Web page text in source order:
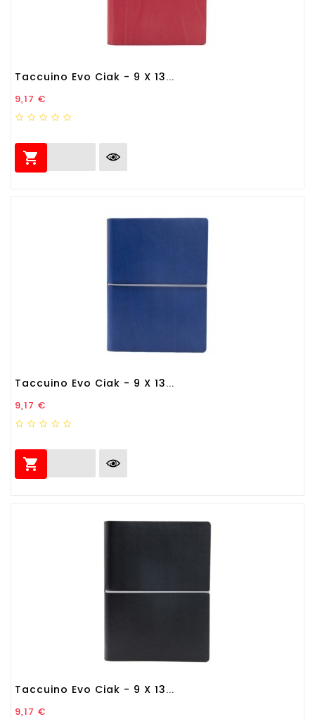
Taccuino Evo Ciak - 9 X 13...
Prezzo
9,17 €

Taccuino Evo Ciak - 9 X 13...
Prezzo
9,17 €

Taccuino Evo Ciak - 9 X 13...
Prezzo
9,17 €